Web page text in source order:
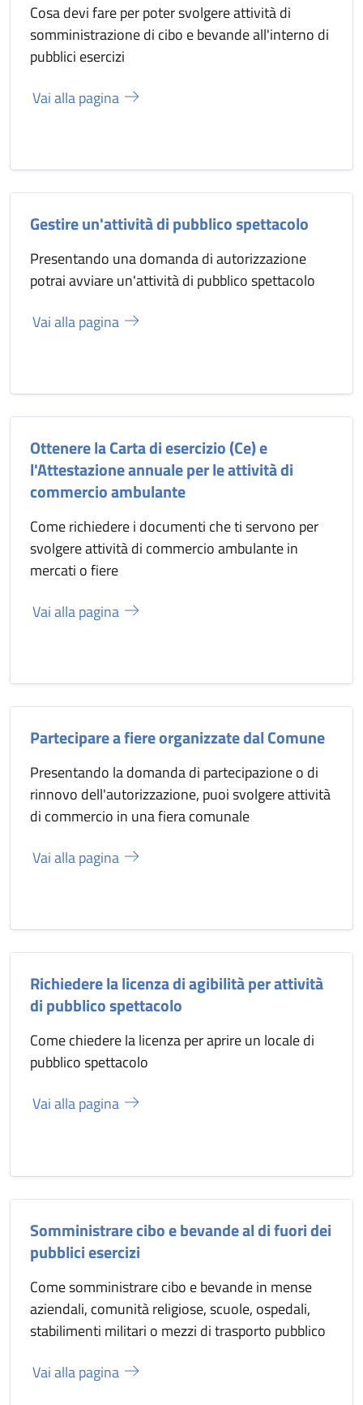
Cosa devi fare per poter svolgere attività di
somministrazione di cibo e bevande all'interno di
pubblici esercizi
Vai alla pagina
Gestire un'attività di pubblico spettacolo
Presentando una domanda di autorizzazione
potrai avviare un'attività di pubblico spettacolo
Vai alla pagina
Ottenere la Carta di esercizio (Ce) e
l'Attestazione annuale per le attività di
commercio ambulante
Come richiedere i documenti che ti servono per
svolgere attività di commercio ambulante in
mercati o fiere
Vai alla pagina
Partecipare a fiere organizzate dal Comune
Presentando la domanda di partecipazione o di
rinnovo dell'autorizzazione, puoi svolgere attività
di commercio in una fiera comunale
Vai alla pagina
Richiedere la licenza di agibilità per attività
di pubblico spettacolo
Come chiedere la licenza per aprire un locale di
pubblico spettacolo
Vai alla pagina
Somministrare cibo e bevande al di fuori dei
pubblici esercizi
Come somministrare cibo e bevande in mense
aziendali, comunità religiose, scuole, ospedali,
stabilimenti militari o mezzi di trasporto pubblico
Vai alla pagina